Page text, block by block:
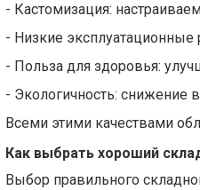
- Кастомизация:
- Низкие
- Польза для здоровья:
- Экологичность: снижение
Всеми этими качествами
Как выбрать хороший
Выбор правильного